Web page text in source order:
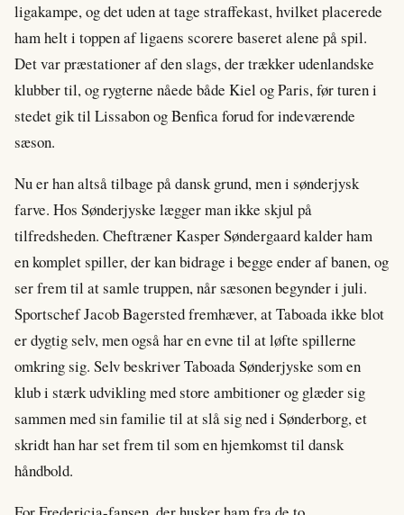
ligakampe, og det uden at tage straffekast, hvilket placerede
ham helt i toppen af ligaens scorere baseret alene på spil.
Det var præstationer af den slags, der trækker udenlandske
klubber til, og rygterne nåede både Kiel og Paris, før turen i
stedet gik til Lissabon og Benfica forud for indeværende
sæson.
Nu er han altså tilbage på dansk grund, men i sønderjysk
farve. Hos Sønderjyske lægger man ikke skjul på
tilfredsheden. Cheftræner Kasper Søndergaard kalder ham
en komplet spiller, der kan bidrage i begge ender af banen, og
ser frem til at samle truppen, når sæsonen begynder i juli.
Sportschef Jacob Bagersted fremhæver, at Taboada ikke blot
er dygtig selv, men også har en evne til at løfte spillerne
omkring sig. Selv beskriver Taboada Sønderjyske som en
klub i stærk udvikling med store ambitioner og glæder sig
sammen med sin familie til at slå sig ned i Sønderborg, et
skridt han har set frem til som en hjemkomst til dansk
håndbold.